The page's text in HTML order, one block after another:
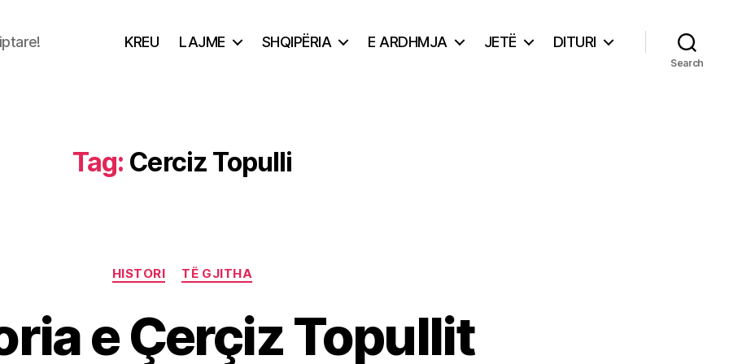
KREU LAJME SHQIPËRIA E ARDHMJA JETË DITURI
Search
Tag: Cerciz Topulli
Categories
HISTORI TË GJITHA
e Çerçiz Topullit